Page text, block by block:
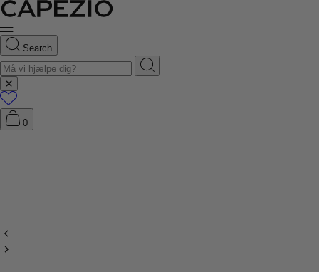
Search
0